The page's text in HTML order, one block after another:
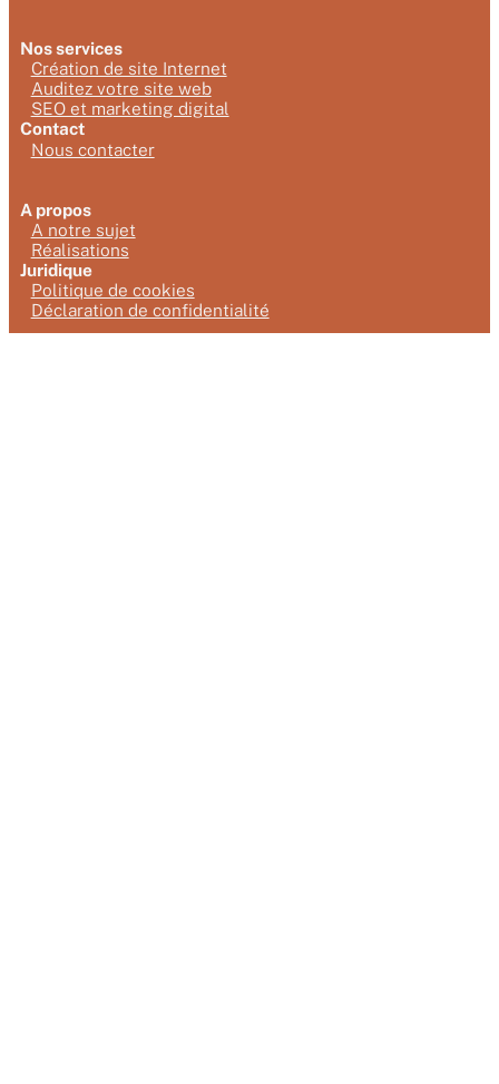
Nos services
Création de site Internet
Auditez votre site web
SEO et marketing digital
Contact
Nous contacter
A propos
A notre sujet
Réalisations
Juridique
Politique de cookies
Déclaration de confidentialité